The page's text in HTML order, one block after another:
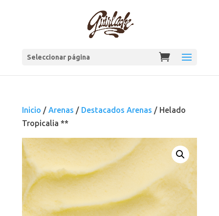
Seleccionar página
Inicio / Arenas / Destacados Arenas / Helado
Tropicalia **